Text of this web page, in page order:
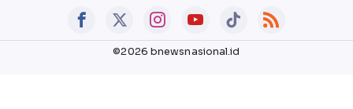
©2026 bnewsnasional.id